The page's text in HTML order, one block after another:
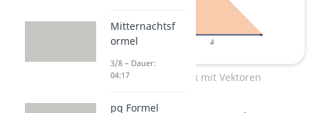
Dreieck mit Vektoren
Mitternachtsf
ormel
3/8 – Dauer:
04:17
pq Formel